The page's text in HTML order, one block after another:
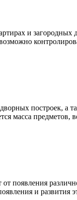
и
построек, а
масса предметов,
появления
и развития